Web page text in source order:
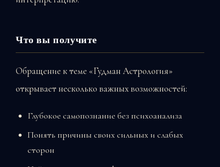
Что вы получите
Обращение к теме «Гудман Астрология»
открывает несколько важных возможностей:
Глубокое самопознание без психоанализа
Понять причины своих сильных и слабых
сторон